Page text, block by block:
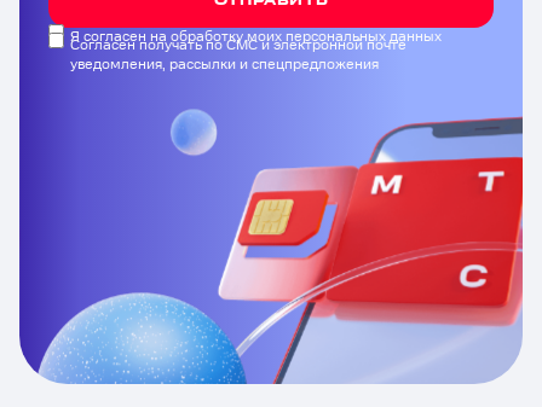
Я согласен на обработку моих персональных данных
Согласен получать по СМС и электронной почте
уведомления, рассылки и спецпредложения